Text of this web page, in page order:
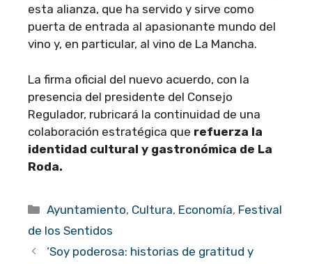
esta alianza, que ha servido y sirve como
puerta de entrada al apasionante mundo del
vino y, en particular, al vino de La Mancha.
La firma oficial del nuevo acuerdo, con la
presencia del presidente del Consejo
Regulador, rubricará la continuidad de una
colaboración estratégica que refuerza la
identidad cultural y gastronómica de La
Roda.
Categorías
Ayuntamiento, Cultura, Economía, Festival
de los Sentidos
‘Soy poderosa: historias de gratitud y